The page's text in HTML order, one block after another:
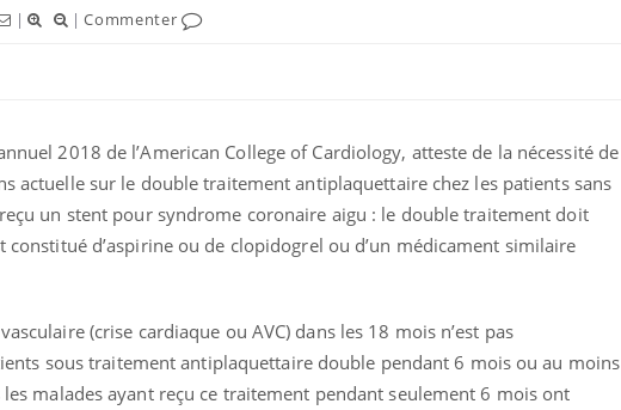
| |Commenter
2018 de l’American College of Cardiology, atteste de la nécessité de
actuelle sur le double traitement antiplaquettaire chez les patients sans
un stent pour syndrome coronaire aigu : le double traitement doit
d’aspirine ou de clopidogrel ou d’un médicament similaire
(crise cardiaque ou AVC) dans les 18 mois n’est pas
sous traitement antiplaquettaire double pendant 6 mois ou au moins
malades ayant reçu ce traitement pendant seulement 6 mois ont